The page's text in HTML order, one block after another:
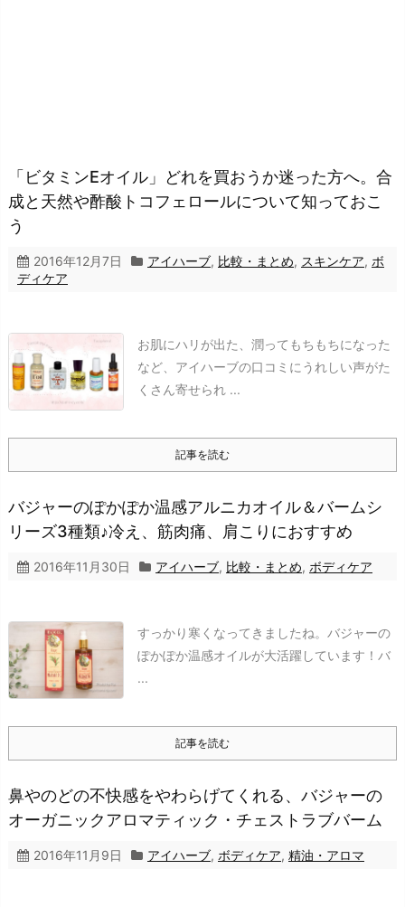
「ビタミンEオイル」どれを買おうか迷った方へ。合
成と天然や酢酸トコフェロールについて知っておこ
う
2016年12月7日 アイハーブ, 比較・まとめ, スキンケア, ボ
ディケア
お肌にハリが出た、潤ってもちもちになった
など、アイハーブの口コミにうれしい声がた
くさん寄せられ ...
記事を読む
バジャーのぽかぽか温感アルニカオイル＆バームシ
リーズ3種類♪冷え、筋肉痛、肩こりにおすすめ
2016年11月30日 アイハーブ, 比較・まとめ, ボディケア
すっかり寒くなってきましたね。バジャーの
ぽかぽか温感オイルが大活躍しています！ バ
...
記事を読む
鼻やのどの不快感をやわらげてくれる、バジャーの
オーガニックアロマティック・チェストラブバーム
2016年11月9日 アイハーブ, ボディケア, 精油・アロマ